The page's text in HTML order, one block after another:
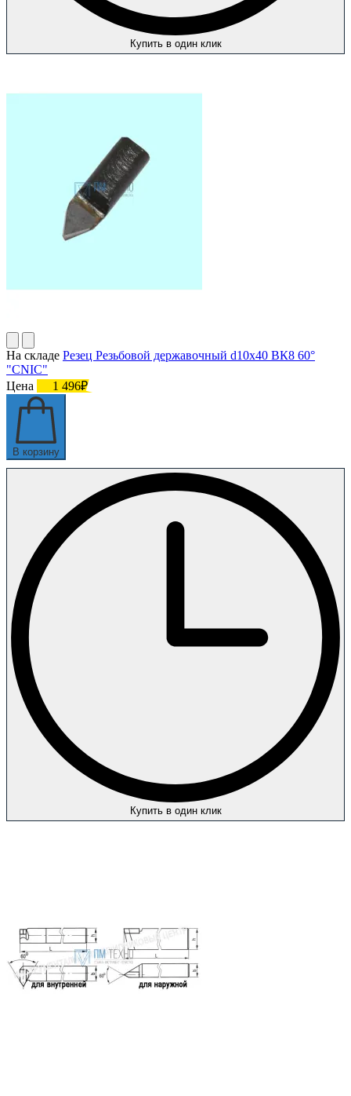
Купить в один клик
На складе Резец Резьбовой державочный d10х40 ВК8 60°
"CNIC"
Цена
1 496₽
В корзину
Купить в один клик